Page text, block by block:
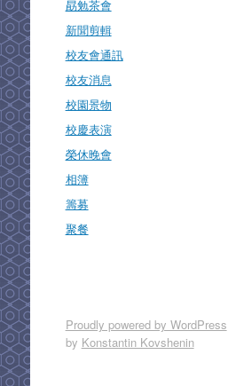
勗勉茶會
新聞剪輯
校友會通訊
校友消息
校園景物
校慶表演
榮休晚會
相簿
籌募
聚餐
Proudly powered by WordPress
by Konstantin Kovshenin